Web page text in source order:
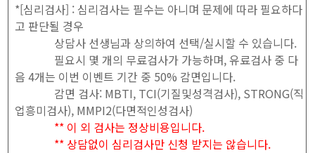
*[심리검사] : 심리검사는 필수는 아니며 문제에 따라 필요하다
고 판단될 경우
상담사 선생님과 상의하여 선택/실시할 수 있습니다.
필요시 몇 개의 무료검사가 가능하며, 유료검사 중 다
음 4개는 이번 이벤트 기간 중 50% 감면입니다.
감면 검사: MBTI, TCI(기질및성격검사), STRONG(직
업흥미검사), MMPI2(다면적인성검사)
** 이 외 검사는 정상비용입니다.
** 상담없이 심리검사만 신청 받지는 않습니다.